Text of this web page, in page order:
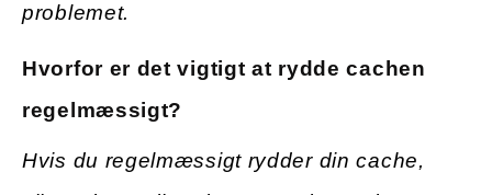
problemet.
Hvorfor er det vigtigt at rydde cachen
regelmæssigt?
Hvis du regelmæssigt rydder din cache,